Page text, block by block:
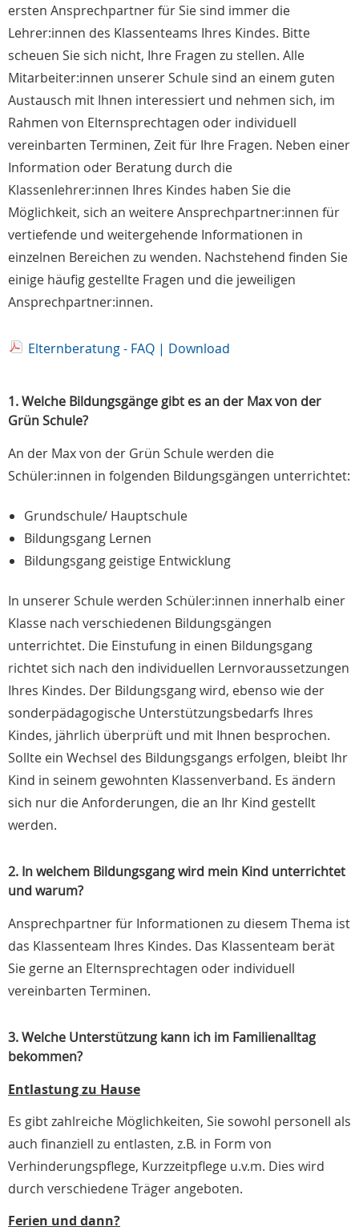
ersten Ansprechpartner für Sie sind immer die
Lehrer:innen des Klassenteams Ihres Kindes. Bitte
scheuen Sie sich nicht, Ihre Fragen zu stellen. Alle
Mitarbeiter:innen unserer Schule sind an einem guten
Austausch mit Ihnen interessiert und nehmen sich, im
Rahmen von Elternsprechtagen oder individuell
vereinbarten Terminen, Zeit für Ihre Fragen. Neben einer
Information oder Beratung durch die
Klassenlehrer:innen Ihres Kindes haben Sie die
Möglichkeit, sich an weitere Ansprechpartner:innen für
vertiefende und weitergehende Informationen in
einzelnen Bereichen zu wenden. Nachstehend finden Sie
einige häufig gestellte Fragen und die jeweiligen
Ansprechpartner:innen.
Elternberatung - FAQ | Download
1. Welche Bildungsgänge gibt es an der Max von der
Grün Schule?
An der Max von der Grün Schule werden die
Schüler:innen in folgenden Bildungsgängen unterrichtet:
Grundschule/ Hauptschule
Bildungsgang Lernen
Bildungsgang geistige Entwicklung
In unserer Schule werden Schüler:innen innerhalb einer
Klasse nach verschiedenen Bildungsgängen
unterrichtet. Die Einstufung in einen Bildungsgang
richtet sich nach den individuellen Lernvoraussetzungen
Ihres Kindes. Der Bildungsgang wird, ebenso wie der
sonderpädagogische Unterstützungsbedarfs Ihres
Kindes, jährlich überprüft und mit Ihnen besprochen.
Sollte ein Wechsel des Bildungsgangs erfolgen, bleibt Ihr
Kind in seinem gewohnten Klassenverband. Es ändern
sich nur die Anforderungen, die an Ihr Kind gestellt
werden.
2. In welchem Bildungsgang wird mein Kind unterrichtet
und warum?
Ansprechpartner für Informationen zu diesem Thema ist
das Klassenteam Ihres Kindes. Das Klassenteam berät
Sie gerne an Elternsprechtagen oder individuell
vereinbarten Terminen.
3. Welche Unterstützung kann ich im Familienalltag
bekommen?
Entlastung zu Hause
Es gibt zahlreiche Möglichkeiten, Sie sowohl personell als
auch finanziell zu entlasten, z.B. in Form von
Verhinderungspflege, Kurzzeitpflege u.v.m. Dies wird
durch verschiedene Träger angeboten.
Ferien und dann?